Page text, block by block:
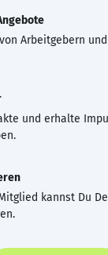
Arbeitgebern
und erhalte
kannst Du